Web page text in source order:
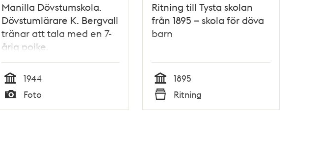
Manilla Dövstumskola.
Dövstumlärare K. Bergvall
tränar att tala med en 7-
årig pojke.
Tid
1944
Typ
Foto
Ritning till Tysta skolan
från 1895 – skola för döva
barn
Tid
1895
Typ
Ritning